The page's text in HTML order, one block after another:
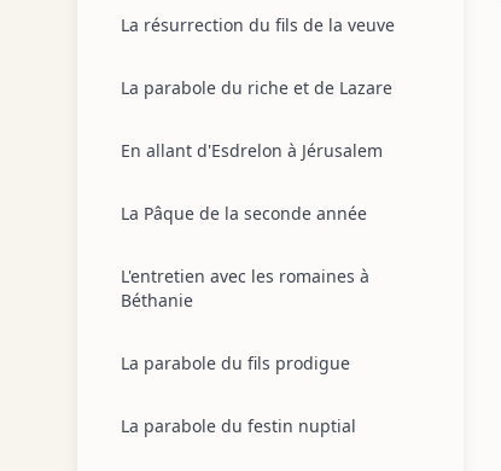
La résurrection du fils de la veuve
La parabole du riche et de Lazare
En allant d'Esdrelon à Jérusalem
La Pâque de la seconde année
L'entretien avec les romaines à
Béthanie
La parabole du fils prodigue
La parabole du festin nuptial